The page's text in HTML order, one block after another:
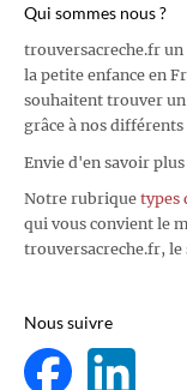
Qui sommes nous ?
trouversacreche.fr
la petite enfance en
souhaitent trouver
grâce à nos
Envie d'en savoir
Notre rubrique types
qui vous convient le
trouversacreche.fr, le
Nous suivre